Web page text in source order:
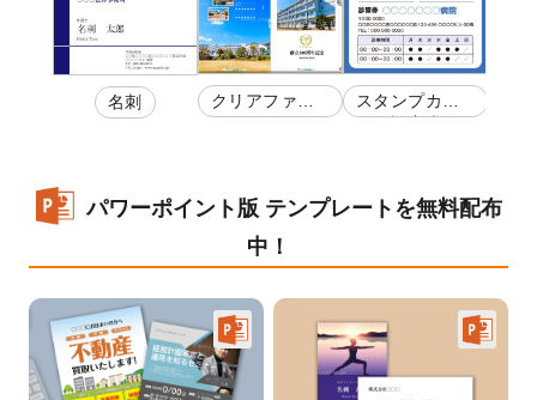
名刺
クリアファイ
ル
スタンプカー
ド・診察券
パワーポイント版 テンプレートを無料配布
中！